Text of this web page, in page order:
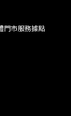
門市服務據點